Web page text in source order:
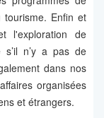
tourisme. Enfin et
l'exploration de
s’il n’y a pas de
dans nos
organisées
et étrangers.